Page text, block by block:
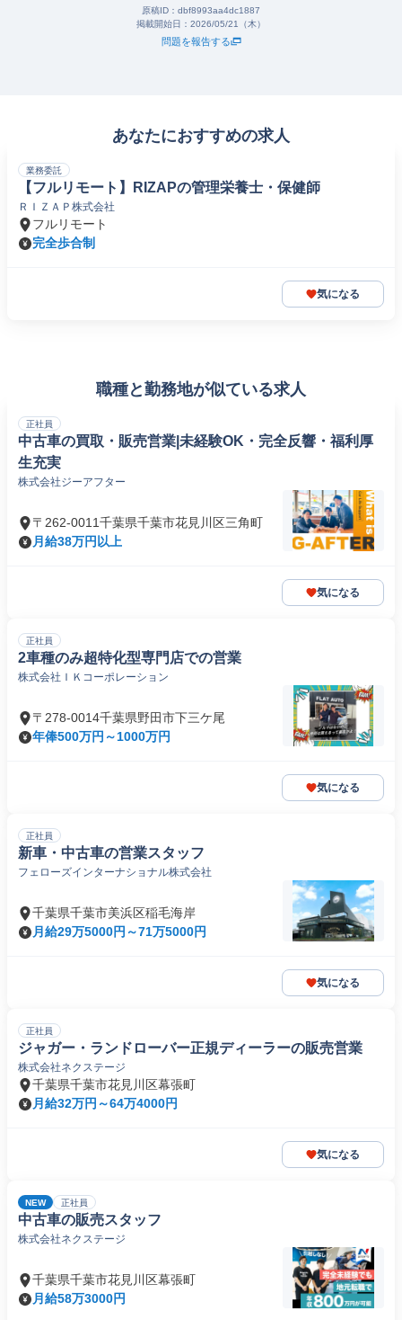
原稿ID： dbf8993aa4dc1887
掲載開始日： 2026/05/21（木）
問題を報告する
あなたにおすすめの求人
業務委託
【フルリモート】RIZAPの管理栄養士・保健師
ＲＩＺＡＰ株式会社
フルリモート
完全歩合制
気になる
職種と勤務地が似ている求人
正社員
中古車の買取・販売営業|未経験OK・完全反響・福利厚
生充実
株式会社ジーアフター
〒262-0011千葉県千葉市花見川区三角町
月給38万円以上
気になる
正社員
2車種のみ超特化型専門店での営業
株式会社ＩＫコーポレーション
〒278-0014千葉県野田市下三ケ尾
年俸500万円～1000万円
気になる
正社員
新車・中古車の営業スタッフ
フェローズインターナショナル株式会社
千葉県千葉市美浜区稲毛海岸
月給29万5000円～71万5000円
気になる
正社員
ジャガー・ランドローバー正規ディーラーの販売営業
株式会社ネクステージ
千葉県千葉市花見川区幕張町
月給32万円～64万4000円
気になる
NEW 正社員
中古車の販売スタッフ
株式会社ネクステージ
千葉県千葉市花見川区幕張町
月給58万3000円